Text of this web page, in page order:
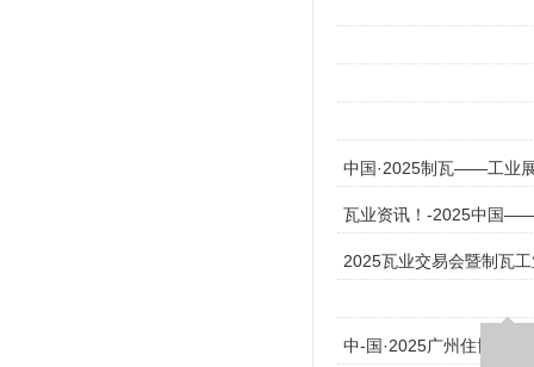
中国·2025制瓦——工业
瓦业资讯！-2025中国
2025瓦业交易会暨制瓦
中-国·2025广州住博会